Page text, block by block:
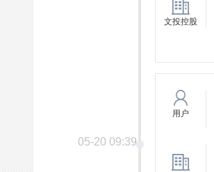
文投控股
05-20 09:39
用户